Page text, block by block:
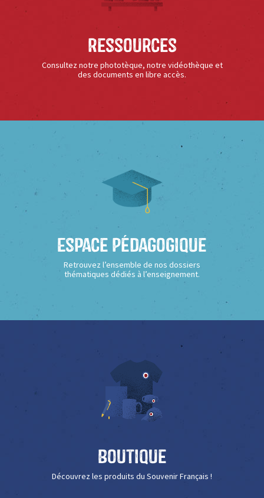
Ressources
Consultez notre phototèque, notre vidéothèque et
des documents en libre accès.
Espace Pédagogique
Retrouvez l’ensemble de nos dossiers
thématiques dédiés à l’enseignement.
Boutique
Découvrez les produits du Souvenir Français !